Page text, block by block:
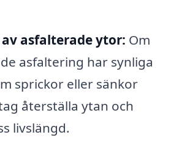
asfalterade ytor: Om
asfaltering har synliga
sprickor eller sänkor
återställa ytan och
livslängd.